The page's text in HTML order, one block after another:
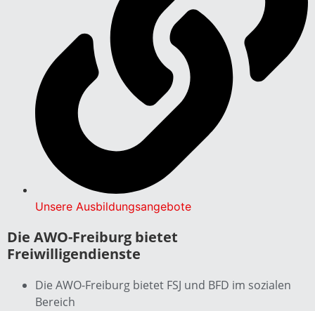
Unsere Ausbildungsangebote
Die AWO-Freiburg bietet
Freiwilligendienste
Die AWO-Freiburg bietet FSJ und BFD im sozialen
Bereich